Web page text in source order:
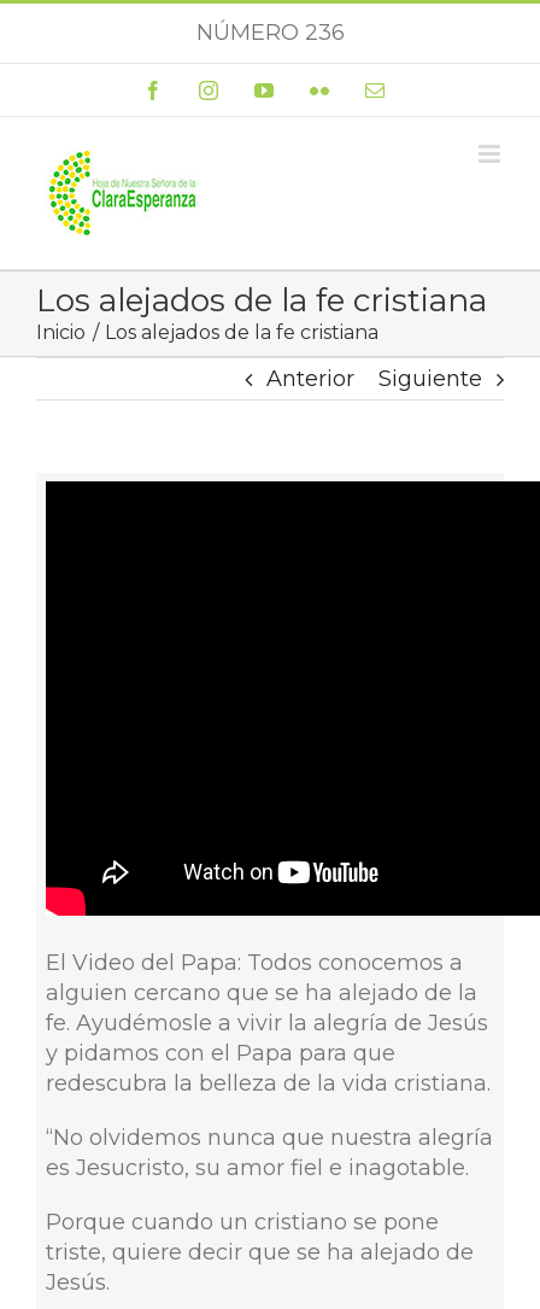
NÚMERO 236
FacebookInstagramYouTubeFlickr Correo
Los alejados de la fe cristiana
Inicio Los alejados de la fe cristiana
Anterior Siguiente
El Video del Papa: Todos conocemos a
alguien cercano que se ha alejado de la
fe. Ayudémosle a vivir la alegría de Jesús
y pidamos con el Papa para que
redescubra la belleza de la vida cristiana.
“No olvidemos nunca que nuestra alegría
es Jesucristo, su amor fiel e inagotable.
Porque cuando un cristiano se pone
triste, quiere decir que se ha alejado de
Jesús.